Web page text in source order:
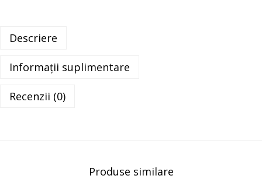
Descriere
Informații suplimentare
Recenzii (0)
Produse similare